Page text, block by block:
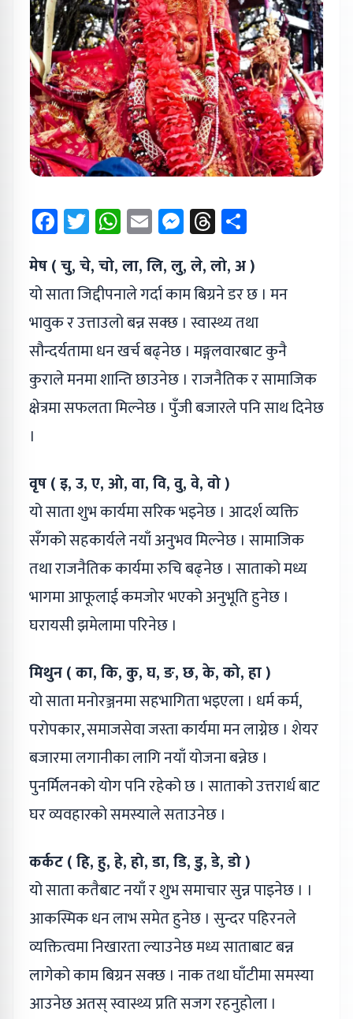
Facebook
Twitter
WhatsApp
EmailMessenger
Threads
मेष ( चु, चे, चो, ला, लि, लु, ले, लो, अ )
यो साता जिद्दीपनाले गर्दा काम बिग्रने डर छ । मन
भावुक र उत्ताउलो बन्न सक्छ । स्वास्थ्य तथा
सौन्दर्यतामा धन खर्च बढ्नेछ । मङ्गलवारबाट कुनै
कुराले मनमा शान्ति छाउनेछ । राजनैतिक र सामाजिक
क्षेत्रमा सफलता मिल्नेछ । पुँजी बजारले पनि साथ दिनेछ
।
वृष ( इ, उ, ए, ओ, वा, वि, वु, वे, वो )
यो साता शुभ कार्यमा सरिक भइनेछ । आदर्श व्यक्ति
सँगको सहकार्यले नयाँ अनुभव मिल्नेछ । सामाजिक
तथा राजनैतिक कार्यमा रुचि बढ्नेछ । साताको मध्य
भागमा आफूलाई कमजोर भएको अनुभूति हुनेछ ।
घरायसी झमेलामा परिनेछ ।
मिथुन ( का, कि, कु, घ, ङ, छ, के, को, हा )
यो साता मनोरञ्जनमा सहभागिता भइएला । धर्म कर्म,
परोपकार, समाजसेवा जस्ता कार्यमा मन लाग्नेछ । शेयर
बजारमा लगानीका लागि नयाँ योजना बन्नेछ ।
पुनर्मिलनको योग पनि रहेको छ । साताको उत्तरार्ध बाट
घर व्यवहारको समस्याले सताउनेछ ।
कर्कट ( हि, हु, हे, हो, डा, डि, डु, डे, डो )
यो साता कतैबाट नयाँ र शुभ समाचार सुन्न पाइनेछ । ।
आकस्मिक धन लाभ समेत हुनेछ । सुन्दर पहिरनले
व्यक्तित्वमा निखारता ल्याउनेछ मध्य साताबाट बन्न
लागेको काम बिग्रन सक्छ । नाक तथा घाँटीमा समस्या
आउनेछ अतस् स्वास्थ्य प्रति सजग रहनुहोला ।